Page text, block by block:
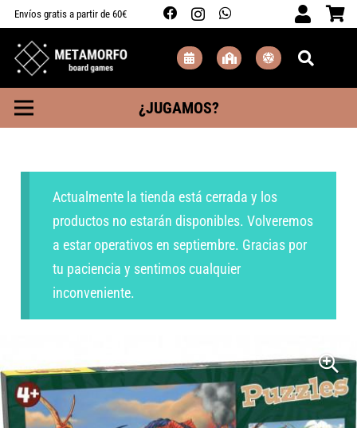
Envíos gratis a partir de 60€
¿JUGAMOS?
Actualmente la tienda está cerrada y los
productos no estarán disponibles. Volveremos
a estar operativos en septiembre. Gracias por
tu paciencia y sentimos cualquier
inconveniente.